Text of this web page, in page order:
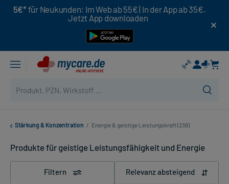
5€* für Neukunden: Im Web ab 55€ | In der App ab 35€.
Jetzt App downloaden
Stärkung & Konzentration / Energie & geistige Leistungskraft (238)
Produkte für geistige Leistungsfähigkeit und Energie
Filtern Relevanz absteigend